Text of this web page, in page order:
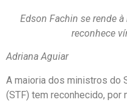
Edson Fachin se rende
reconhece
Adriana Aguiar
A maioria dos ministros do
(STF) tem reconhecido, por